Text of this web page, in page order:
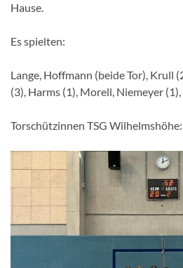
Hause.
Es spielten:
Lange, Hoffmann (beide Tor), Krull
(3), Harms (1), Morell, Niemeyer
Torschützinnen TSG